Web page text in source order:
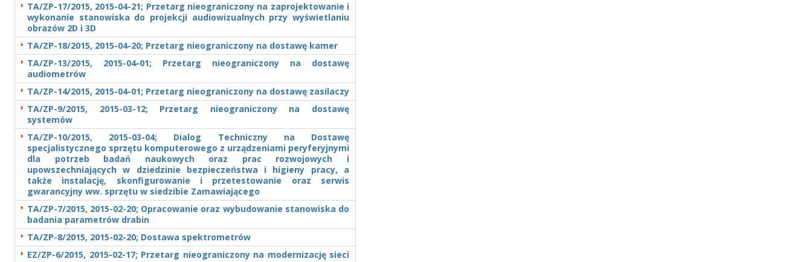
TA/ZP-17/2015, 2015-04-21; Przetarg nieograniczony na zaprojektowanie i
wykonanie stanowiska do projekcji audiowizualnych przy wyświetlaniu
obrazów 2D i 3D
TA/ZP-18/2015, 2015-04-20; Przetarg nieograniczony na dostawę kamer
TA/ZP-13/2015, 2015-04-01; Przetarg nieograniczony na dostawę
audiometrów
TA/ZP-14/2015, 2015-04-01; Przetarg nieograniczony na dostawę zasilaczy
TA/ZP-9/2015, 2015-03-12; Przetarg nieograniczony na dostawę
systemów
TA/ZP-10/2015, 2015-03-04; Dialog Techniczny na Dostawę
specjalistycznego sprzętu komputerowego z urządzeniami peryferyjnymi
dla potrzeb badań naukowych oraz prac rozwojowych i
upowszechniających w dziedzinie bezpieczeństwa i higieny pracy, a
także instalację, skonfigurowanie i przetestowanie oraz serwis
gwarancyjny ww. sprzętu w siedzibie Zamawiającego
TA/ZP-7/2015, 2015-02-20; Opracowanie oraz wybudowanie stanowiska do
badania parametrów drabin
TA/ZP-8/2015, 2015-02-20; Dostawa spektrometrów
EZ/ZP-6/2015, 2015-02-17; Przetarg nieograniczony na modernizację sieci